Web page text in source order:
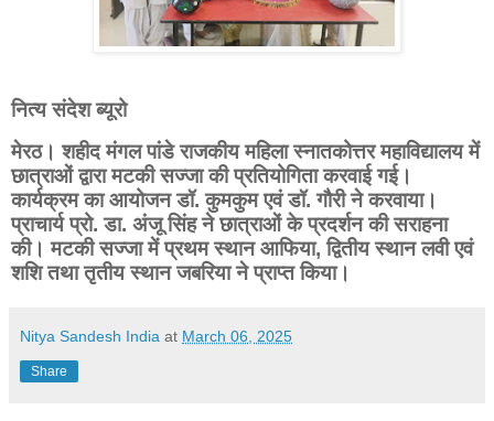
नित्य संदेश ब्यूरो
मेरठ। शहीद मंगल पांडे राजकीय महिला स्नातकोत्तर महाविद्यालय में
छात्राओं द्वारा मटकी सज्जा की प्रतियोगिता करवाई गई।
कार्यक्रम का आयोजन डॉ. कुमकुम एवं डॉ. गौरी ने करवाया।
प्राचार्य प्रो. डा. अंजू सिंह ने छात्राओं के प्रदर्शन की सराहना
की। मटकी सज्जा में प्रथम स्थान आफिया, द्वितीय स्थान लवी एवं
शशि तथा तृतीय स्थान जबरिया ने प्राप्त किया।
Nitya Sandesh India at March 06, 2025
Share